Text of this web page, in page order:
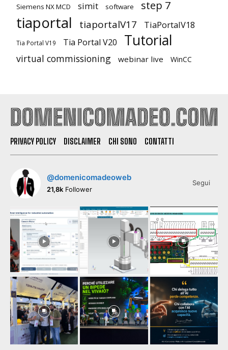
Siemens NX MCD simit software step 7
tiaportal tiaportalV17 TiaPortalV18
Tia Portal V19 Tia Portal V20 Tutorial
virtual commissioning webinar live WinCC
PRIVACY POLICY DISCLAIMER CHI SONO CONTATTI
@domenicomadeoweb
21,8k Follower
Segui